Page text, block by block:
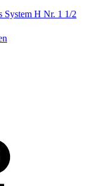
System H Nr. 1 1/2